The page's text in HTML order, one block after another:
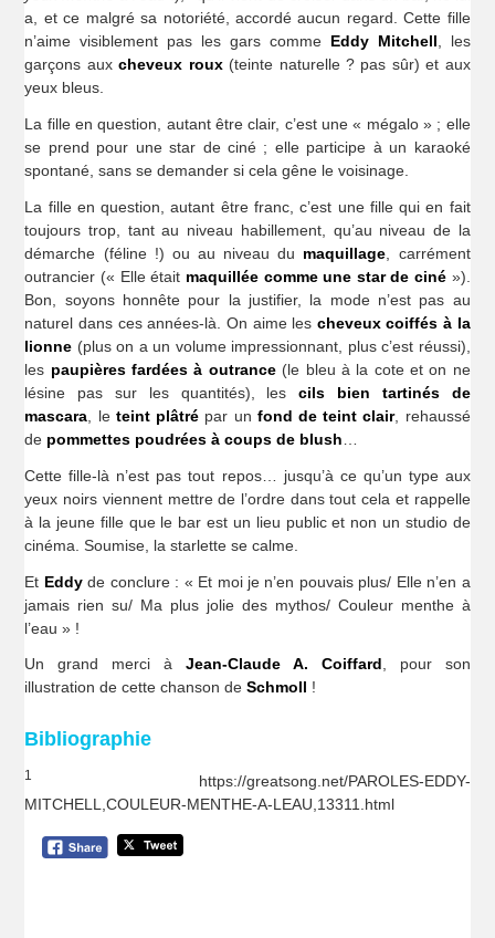
a, et ce malgré sa notoriété, accordé aucun regard. Cette fille
n’aime visiblement pas les gars comme Eddy Mitchell , les
garçons auxcheveux roux(teinte naturelle ? pas sûr) et aux
yeux bleus.
La fille en question, autant être clair, c’est une « mégalo » ; elle
se prend pour une star de ciné ; elle participe à un karaoké
spontané, sans se demander si cela gêne le voisinage.
La fille en question, autant être franc, c’est une fille qui en fait
toujours trop, tant au niveau habillement, qu’au niveau de la
démarche (féline !) ou au niveau du maquillage , carrément
outrancier (« Elle était maquillée comme une star de ciné»).
Bon, soyons honnête pour la justifier, la mode n’est pas au
naturel dans ces années-là. On aime les cheveux coiffés à la
lionne (plus on a un volume impressionnant, plus c’est réussi),
les paupières fardées à outrance(le bleu à la cote et on ne
lésine pas sur les quantités), lescils bien tartinés de
mascara , le teint plâtré par un fond de teint clair, rehaussé
de pommettes poudrées à coups de blush
Cette fille-là n’est pas tout repos… jusqu’à ce qu’un type aux
yeux noirs viennent mettre de l’ordre dans tout cela et rappelle
à la jeune fille que le bar est un lieu public et non un studio de
cinéma. Soumise, la starlette se calme.
Et Eddyde conclure : « Et moi je n’en pouvais plus/ Elle n’en a
jamais rien su/ Ma plus jolie des mythos/ Couleur menthe à
l’eau » !
Un grand merci à Jean-Claude A. Coiffard, pour son
illustration de cette chanson deSchmoll !
Bibliographie
1
https://greatsong.net/PAROLES-EDDY-
MITCHELL,COULEUR-MENTHE-A-LEAU,13311.html